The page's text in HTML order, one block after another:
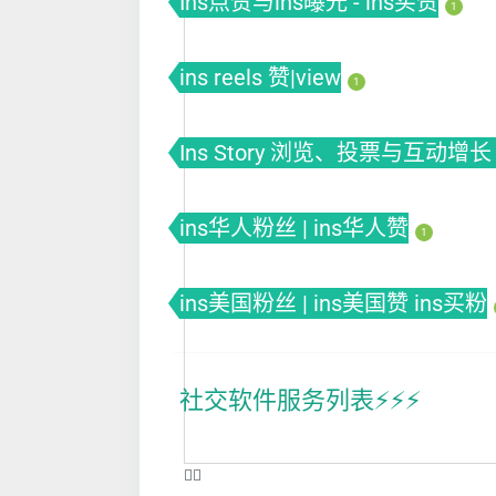
1
ins reels 赞|view 1
Ins Story 浏览、投票与互动增
ins华人粉丝 | ins华人赞 1
ins美国粉丝 | ins美国赞 ins买粉
社交软件服务列表⚡️⚡️⚡️
❤️‍🔥